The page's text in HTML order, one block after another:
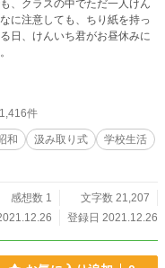
、クラスの中でただ一人けん
に注意しても、ちり紙を持っ
日、けんいち君がお昼休みに
件
和 汲み取り式
学校生活
感想数 1
文字数 21,207
登録日 2021.12.26